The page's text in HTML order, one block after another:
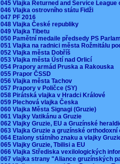
045 Vlajka Returned and Service
046 Vlajka ostrovního státu Fidži
047 PF 2016
048 Vlajka České republiky
049 Vlajka Tibetu
050 Pamětní medaile předsedy PS
051 Vlajka na radnici města Rožmitálu
052 Vlajka města Dobříš
053 Vlajka města Ústí nad Orlicí
054 Prapory armád Pruska a Rakouska
055 Prapor ČSSD
056 Vlajka města Tachov
057 Prapory v Poličce (SY)
058 Pirátská vlajka v Hradci Králové
059 Plechová vlajka Česka
060 Vlajka Města Signagi (Gruzie)
061 Vlajky Vatikánu a Gruzie
062 Vlajky Gruzie, EU a Gruzínské
063 Vlajka Gruzie a gruzínské
064 Etalony státního znaku a vlajky
065 Vlajky Gruzie, Tbilisi a EU
066 Vlajka Střediska vexilologických
067 vlajka strany "Aliance gruzínských